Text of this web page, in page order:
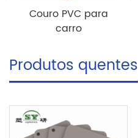
Couro PVC para
carro
Produtos quentes